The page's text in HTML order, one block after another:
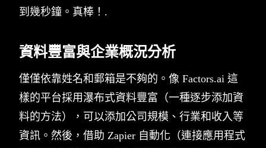
到幾秒鐘。真棒！.
資料豐富與企業概況分析
僅僅依靠姓名和郵箱是不夠的。像 Factors.ai 這
樣的平台採用瀑布式資料豐富（一種逐步添加資
料的方法），可以添加公司規模、行業和收入等
資訊。然後，借助 Zapier 自動化（連接應用程式